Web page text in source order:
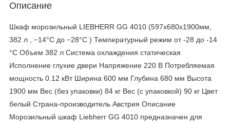
Описание
Шкаф морозильный LIEBHERR GG 4010 (597х680х1900мм,
382 л , −14°C до −28°C ) Температурный режим от -28 до -14
°C Объем 382 л Система охлаждения статическая
Исполнение глухие двери Напряжение 220 В Потребляемая
мощность 0.12 кВт Ширина 600 мм Глубина 680 мм Высота
1900 мм Вес (без упаковки) 84 кг Вес (с упаковкой) 90 кг Цвет
белый Страна-производитель Австрия Описание
Морозильный шкаф Liebherr GG 4010 предназначен для